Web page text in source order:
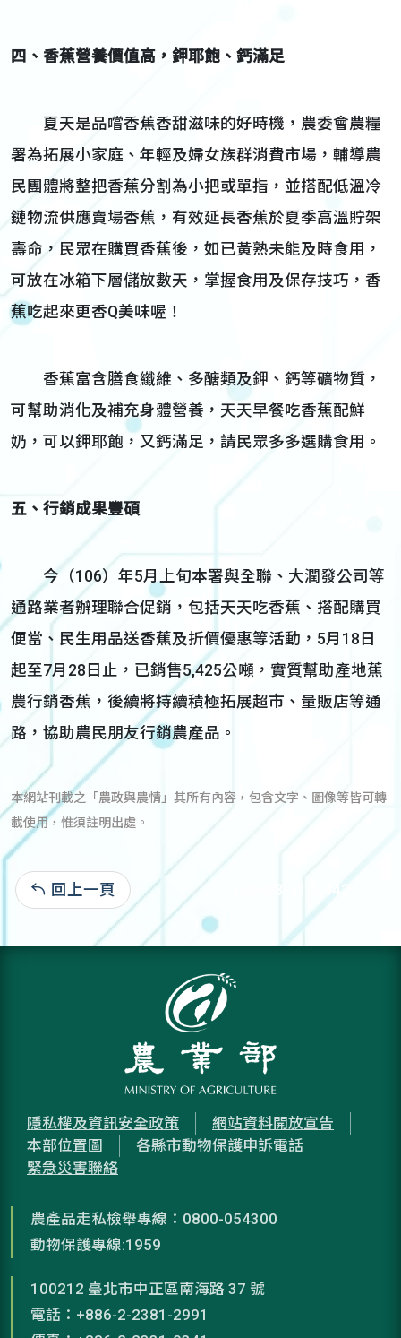
四、香蕉營養價值高，鉀耶飽、鈣滿足
夏天是品嚐香蕉香甜滋味的好時機，農委會農糧
署為拓展小家庭、年輕及婦女族群消費市場，輔導農
民團體將整把香蕉分割為小把或單指，並搭配低溫冷
鏈物流供應賣場香蕉，有效延長香蕉於夏季高溫貯架
壽命，民眾在購買香蕉後，如已黃熟未能及時食用，
可放在冰箱下層儲放數天，掌握食用及保存技巧，香
蕉吃起來更香Q美味喔！
香蕉富含膳食纖維、多醣類及鉀、鈣等礦物質，
可幫助消化及補充身體營養，天天早餐吃香蕉配鮮
奶，可以鉀耶飽，又鈣滿足，請民眾多多選購食用。
五、行銷成果豐碩
今（106）年5月上旬本署與全聯、大潤發公司等
通路業者辦理聯合促銷，包括天天吃香蕉、搭配購買
便當、民生用品送香蕉及折價優惠等活動，5月18日
起至7月28日止，已銷售5,425公噸，實質幫助產地蕉
農行銷香蕉，後續將持續積極拓展超市、量販店等通
路，協助農民朋友行銷農產品。
本網站刊載之「農政與農情」其所有內容，包含文字、圖像等皆可轉
載使用，惟須註明出處。
回上一頁 106-08-21:5,442
隱私權及資訊安全政策
網站資料開放宣告
本部位置圖
各縣市動物保護申訴電話
緊急災害聯絡
農產品走私檢舉專線：0800-054300
動物保護專線:1959
100212 臺北市中正區南海路 37 號
電話：+886-2-2381-2991